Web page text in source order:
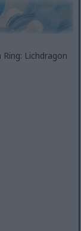
Ring: Lichdragon